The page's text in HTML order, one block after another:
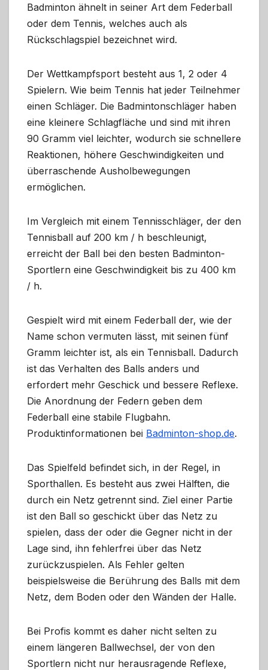
Badminton ähnelt in seiner Art dem Federball
oder dem Tennis, welches auch als
Rückschlagspiel bezeichnet wird.
Der Wettkampfsport besteht aus 1, 2 oder 4
Spielern. Wie beim Tennis hat jeder Teilnehmer
einen Schläger. Die Badmintonschläger haben
eine kleinere Schlagfläche und sind mit ihren
90 Gramm viel leichter, wodurch sie schnellere
Reaktionen, höhere Geschwindigkeiten und
überraschende Ausholbewegungen
ermöglichen.
Im Vergleich mit einem Tennisschläger, der den
Tennisball auf 200 km / h beschleunigt,
erreicht der Ball bei den besten Badminton-
Sportlern eine Geschwindigkeit bis zu 400 km
/ h.
Gespielt wird mit einem Federball der, wie der
Name schon vermuten lässt, mit seinen fünf
Gramm leichter ist, als ein Tennisball. Dadurch
ist das Verhalten des Balls anders und
erfordert mehr Geschick und bessere Reflexe.
Die Anordnung der Federn geben dem
Federball eine stabile Flugbahn.
Produktinformationen bei Badminton-shop.de.
Das Spielfeld befindet sich, in der Regel, in
Sporthallen. Es besteht aus zwei Hälften, die
durch ein Netz getrennt sind. Ziel einer Partie
ist den Ball so geschickt über das Netz zu
spielen, dass der oder die Gegner nicht in der
Lage sind, ihn fehlerfrei über das Netz
zurückzuspielen. Als Fehler gelten
beispielsweise die Berührung des Balls mit dem
Netz, dem Boden oder den Wänden der Halle.
Bei Profis kommt es daher nicht selten zu
einem längeren Ballwechsel, der von den
Sportlern nicht nur herausragende Reflexe,